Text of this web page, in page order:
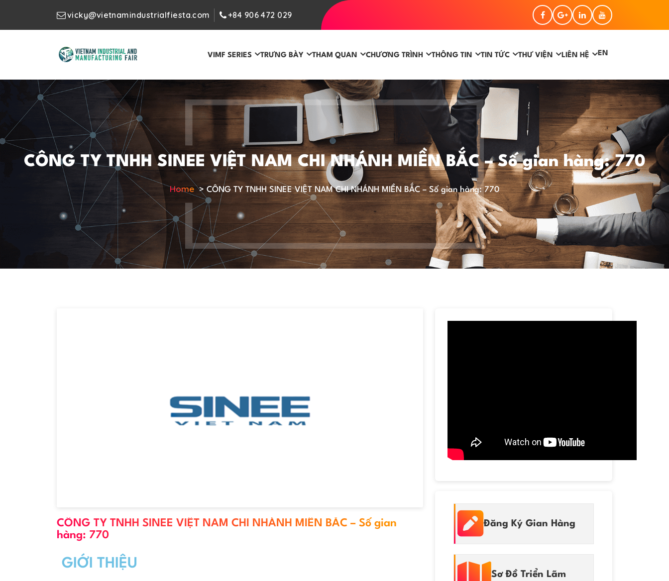
vicky@vietnamindustrialfiesta.com +84 906 472 029
VIMF SERIES TRƯNG BÀY THAM QUAN CHƯƠNG TRÌNH THÔNG TIN TIN TỨC THƯ VIỆN LIÊN HỆ EN
CÔNG TY TNHH SINEE VIỆT NAM CHI NHÁNH MIỀN BẮC – Số gian hàng: 770
Home> CÔNG TY TNHH SINEE VIỆT NAM CHI NHÁNH MIỀN BẮC – Số gian hàng: 770
CÔNG TY TNHH SINEE VIỆT NAM CHI NHÁNH MIỀN BẮC – Số gian
hàng: 770
GIỚI THIỆU
Đăng Ký Gian Hàng
Sơ Đồ Triển Lãm